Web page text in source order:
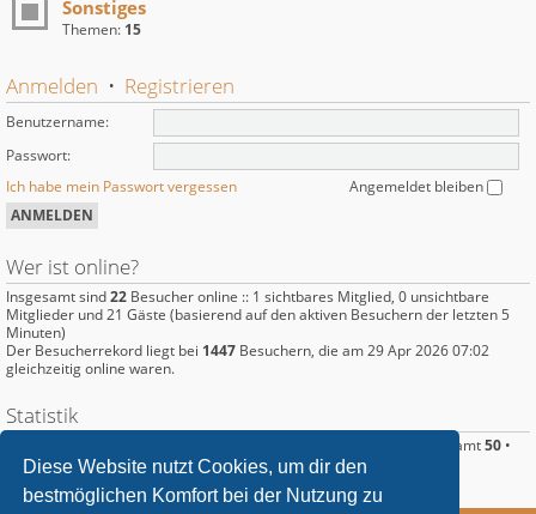
Diese Website nutzt Cookies, um dir den
bestmöglichen Komfort bei der Nutzung zu
Sonstiges
Themen: 15
Anmelden • Registrieren
Benutzername:
Passwort:
Ich habe mein Passwort vergessen
Angemeldet bleiben
Wer ist online?
Insgesamt sind22 Besucher online :: 1 sichtbares Mitglied, 0 unsichtbare
Mitglieder und 21 Gäste (basierend auf den aktiven Besuchern der letzten 5
Minuten)
Der Besucherrekord liegt bei 1447 Besuchern, die am 29 Apr 2026 07:02
gleichzeitig online waren.
Statistik
• Mitglieder insgesamt50 •
Unser neuestes Mitglied:Langus